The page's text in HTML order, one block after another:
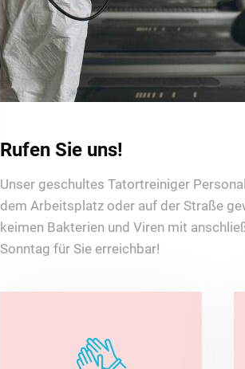
Rufen Sie uns!
Unser geschultes Tatortreiniger
dem Arbeitsplatz oder auf der Straße
keimen Bakterien und Viren mit
Sonntag für Sie erreichbar!